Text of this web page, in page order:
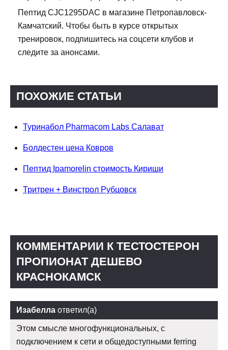
Пептид CJC1295DAC в магазине Петропавловск-
Камчатский. Чтобы быть в курсе открытых
тренировок, подпишитесь на соцсети клубов и
следите за анонсами.
ПОХОЖИЕ СТАТЬИ
Туринабол Pharmacom Labs Салават
Болдестен цена Ковров
Пептид Ipamorelin стоимость Кириши
Тритрен + Винстрол Рубцовск
КОММЕНТАРИИ К ТЕСТОСТЕРОН
ПРОПИОНАТ ДЕШЕВО
КРАСНОКАМСК
Изабелла ответил(а)
Этом смысле многофункциональных, с
подключением к сети и общедоступными ferring